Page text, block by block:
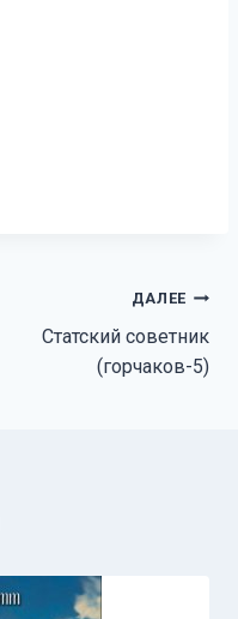
ДАЛЕЕ
Статский советник
(горчаков-5)